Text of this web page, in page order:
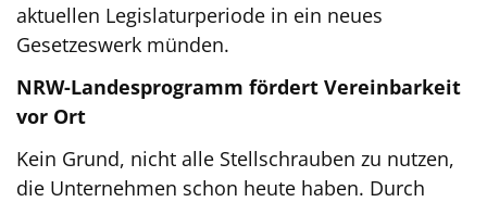
aktuellen Legislaturperiode in ein neues
Gesetzeswerk münden.
NRW-Landesprogramm fördert Vereinbarkeit
vor Ort
Kein Grund, nicht alle Stellschrauben zu nutzen,
die Unternehmen schon heute haben. Durch